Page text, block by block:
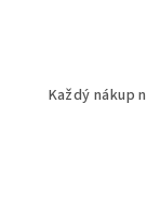
Každý nákup